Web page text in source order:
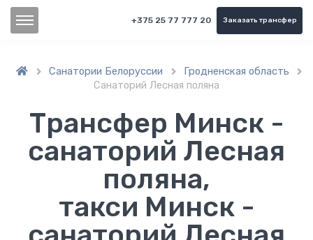
+375 25 77 777 20 Заказать трансфер
 Санатории Белоруссии  Гродненская область 
Санаторий Лесная поляна
Трансфер Минск -
санаторий Лесная
поляна,
такси Минск -